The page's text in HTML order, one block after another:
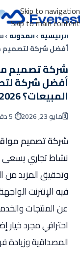
Skip to navigation
Skip to main content
الرئيسية›المدونة›
أفضل شركة لتصميم
شركة تصميم
أفضل شركة
المبيعات؟ 2026
🗓️مايو 23, 2026 ⏱️ 5 دقائق قراءة
شركة تصميم
نشاط تجاري يسعى
وتحقيق المزيد من
فيه الإنترنت
عن المنتجات
احترافي مجرد خيار
المصداقية